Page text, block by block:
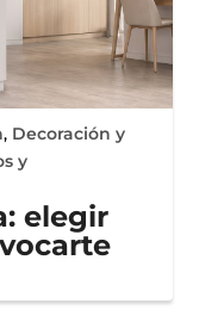
, Decoración y
y
elegir